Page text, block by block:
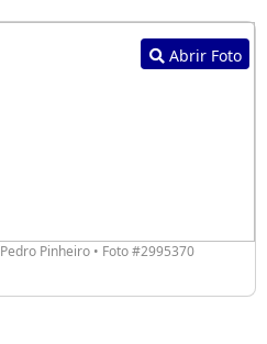
Abrir Foto
Pedro Pinheiro • Foto #2995370